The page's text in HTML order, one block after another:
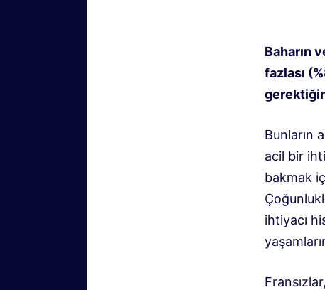
Baharın
fazlası
Bunların
acil bir
bakmak
ihtiyacı